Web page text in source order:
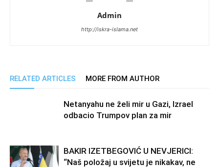
Admin
http://iskra-islama.net
RELATED ARTICLES MORE FROM AUTHOR
Netanyahu ne želi mir u Gazi, Izrael
odbacio Trumpov plan za mir
BAKIR IZETBEGOVIĆ U NEVJERICI:
“Naš položaj u svijetu je nikakav, ne